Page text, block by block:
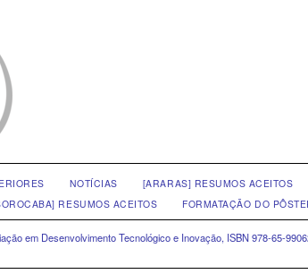
NOTÍCIAS [ARARAS] RESUMOS ACEITOS
RESUMOS ACEITOS FORMATAÇÃO DO
em Desenvolvimento Tecnológico e Inovação, ISBN 978-65-